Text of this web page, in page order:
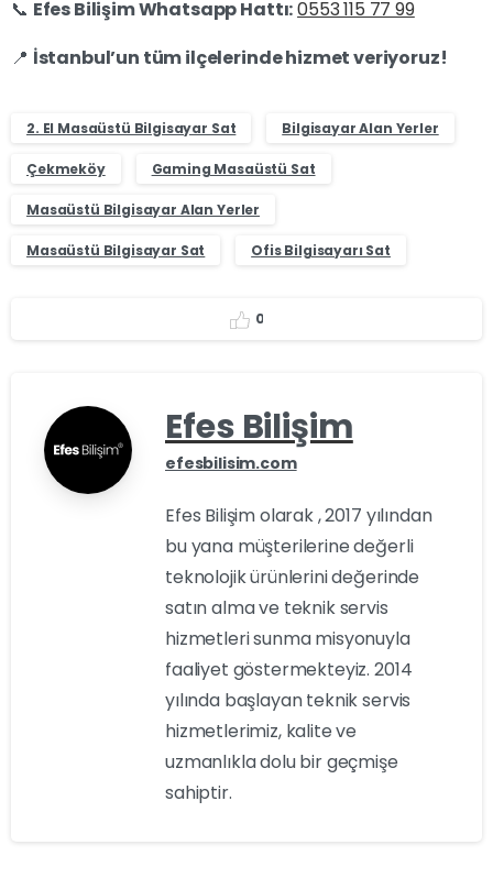
📞 Efes Bilişim Whatsapp Hattı:0553 115 77 99
📍 İstanbul’un tüm ilçelerinde hizmet veriyoruz!
2. El Masaüstü Bilgisayar Sat Bilgisayar Alan Yerler
Çekmeköy Gaming Masaüstü Sat
Masaüstü Bilgisayar Alan Yerler
Masaüstü Bilgisayar Sat Ofis Bilgisayarı Sat
0
Efes Bilişim
efesbilisim.com
Efes Bilişim olarak , 2017 yılından
bu yana müşterilerine değerli
teknolojik ürünlerini değerinde
satın alma ve teknik servis
hizmetleri sunma misyonuyla
faaliyet göstermekteyiz. 2014
yılında başlayan teknik servis
hizmetlerimiz, kalite ve
uzmanlıkla dolu bir geçmişe
sahiptir.